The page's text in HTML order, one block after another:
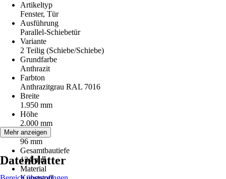
Artikeltyp
Fenster, Tür
Ausführung
Parallel-Schiebetür
Variante
2 Teilig (Schiebe/Schiebe)
Grundfarbe
Anthrazit
Farbton
Anthrazitgrau RAL 7016
Breite
1.950 mm
Höhe
2.000 mm
Bautiefe
96 mm
Gesamtbautiefe
134 mm
Material
Mehr anzeigen
Datenblätter